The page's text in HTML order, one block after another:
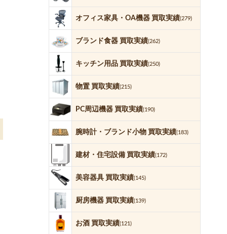
オフィス家具・OA機器 買取実績(279)
ブランド食器 買取実績(262)
キッチン用品 買取実績(250)
物置 買取実績(215)
PC周辺機器 買取実績(190)
腕時計・ブランド小物 買取実績(183)
建材・住宅設備 買取実績(172)
美容器具 買取実績(145)
厨房機器 買取実績(139)
お酒 買取実績(121)